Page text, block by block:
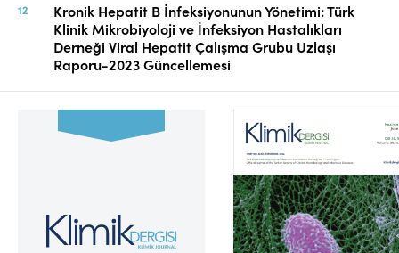
Kronik Hepatit B İnfeksiyonunun Yönetimi: Türk
Klinik Mikrobiyoloji ve İnfeksiyon Hastalıkları
Derneği Viral Hepatit Çalışma Grubu Uzlaşı
Raporu-2023 Güncellemesi